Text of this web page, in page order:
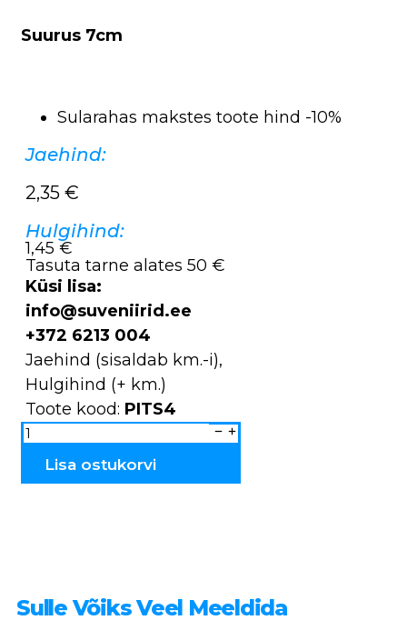
Suurus 7cm
Sularahas makstes toote hind -10%
Jaehind:
2,35 €
Hulgihind:
1,45 €
Tasuta tarne alates 50 €
Küsi lisa:
info@suveniirid.ee
+372 6213 004
Jaehind (sisaldab km.-i),
Hulgihind (+ km.)
Toote kood: PITS4
Pitsid
Tallinn
PITS1
Lisa ostukorvi
Sulle Võiks Veel Meeldida